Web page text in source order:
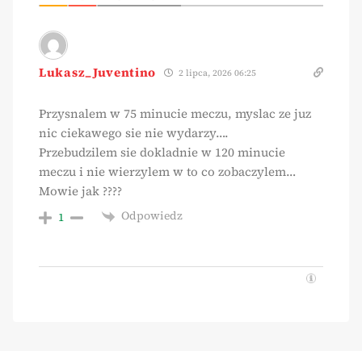
Lukasz_Juventino 2 lipca, 2026 06:25
Przysnalem w 75 minucie meczu, myslac ze juz
nic ciekawego sie nie wydarzy….
Przebudzilem sie dokladnie w 120 minucie
meczu i nie wierzylem w to co zobaczylem…
Mowie jak ????
1 Odpowiedz